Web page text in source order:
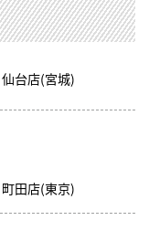
仙台店(宮城)
町田店(東京)